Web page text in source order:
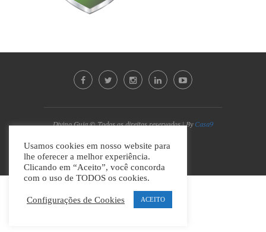
Divino Guia © Todos os direitos reservados | By Casa9
VOLTAR AO TOPO
Usamos cookies em nosso website para
lhe oferecer a melhor experiência.
Clicando em “Aceito”, você concorda
com o uso de TODOS os cookies.
Configurações de Cookies ACEITO